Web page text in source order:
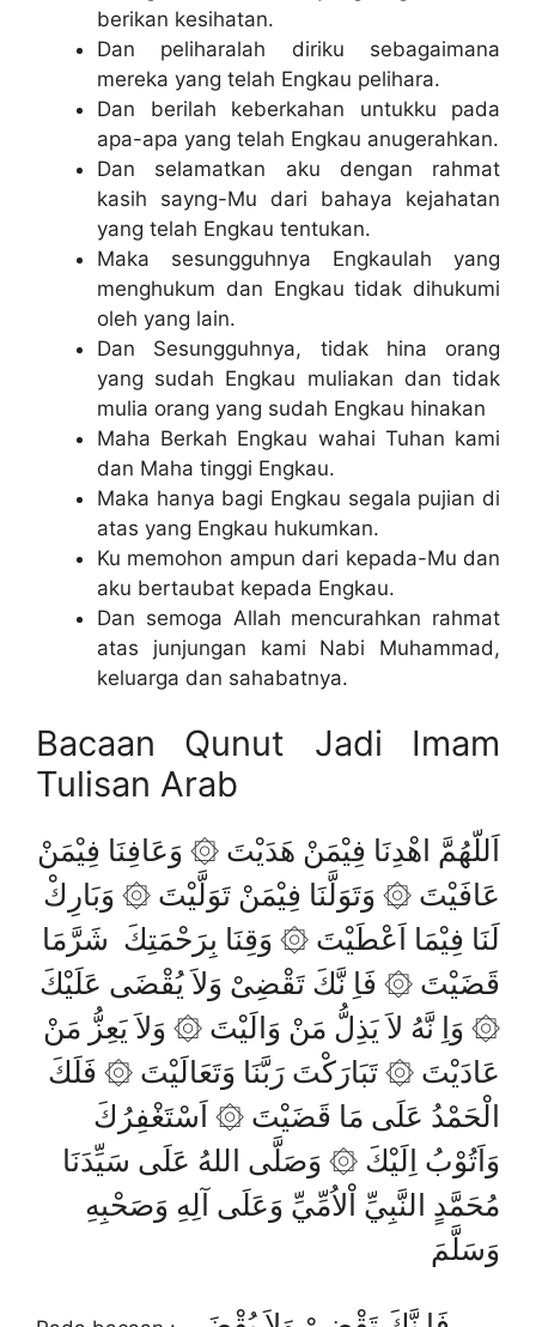
berikan kesihatan.
Dan peliharalah diriku sebagaimana
mereka yang telah Engkau pelihara.
Dan berilah keberkahan untukku pada
apa-apa yang telah Engkau anugerahkan.
Dan selamatkan aku dengan rahmat
kasih sayng-Mu dari bahaya kejahatan
yang telah Engkau tentukan.
Maka sesungguhnya Engkaulah yang
menghukum dan Engkau tidak dihukumi
oleh yang lain.
Dan Sesungguhnya, tidak hina orang
yang sudah Engkau muliakan dan tidak
mulia orang yang sudah Engkau hinakan
Maha Berkah Engkau wahai Tuhan kami
dan Maha tinggi Engkau.
Maka hanya bagi Engkau segala pujian di
atas yang Engkau hukumkan.
Ku memohon ampun dari kepada-Mu dan
aku bertaubat kepada Engkau.
Dan semoga Allah mencurahkan rahmat
atas junjungan kami Nabi Muhammad,
keluarga dan sahabatnya.
Bacaan Qunut Jadi Imam
Tulisan Arab
اَللّهُمَّ اهْدِنَا فِيْمَنْ هَدَيْتَ ۞ وَعَافِنَا فِيْمَنْ
عَافَيْتَ ۞ وَتَوَلَّنَا فِيْمَنْ تَوَلَّيْتَ ۞ وَبَارِكْ
لَنَا فِيْمَا اَعْطَيْتَ ۞ وَقِنَا بِرَحْمَتِكَ شَرَّمَا
قَضَيْتَ ۞ فَاِ نَّكَ تَقْضِىْ وَلاَ يُقْضَى عَلَيْكَ
۞ وَاِ نَّهُ لاَ يَذِلُّ مَنْ وَالَيْتَ ۞ وَلاَ يَعِزُّ مَنْ
عَادَيْتَ ۞ تَبَارَكْتَ رَبَّنَا وَتَعَالَيْتَ ۞ فَلَكَ
الْحَمْدُ عَلَى مَا قَضَيْتَ ۞ اَسْتَغْفِرُكَ
وَاَتُوْبُ اِلَيْكَ ۞ وَصَلَّى اللهُ عَلَى سَيِّدَنَا
مُحَمَّدٍ النَّبِيِّ اْلاُمِّيِّ وَعَلَى آلِهِ وَصَحْبِهِ
وَسَلَّمَ